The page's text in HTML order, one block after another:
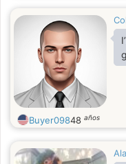
Buyer09848 años